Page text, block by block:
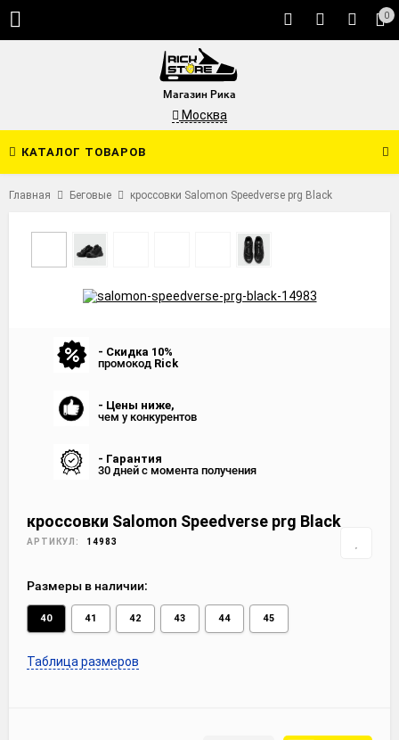
0
Магазин Рика
Москва
КАТАЛОГ ТОВАРОВ
Главная Беговые кроссовки Salomon Speedverse prg Black
- Скидка 10%
промокод Rick
- Цены ниже,
чем у конкурентов
- Гарантия
30 дней с момента получения
кроссовки Salomon Speedverse prg Black
АРТИКУЛ: 14983
Размеры в наличии:
40 41 42 43 44 45
Таблица размеров